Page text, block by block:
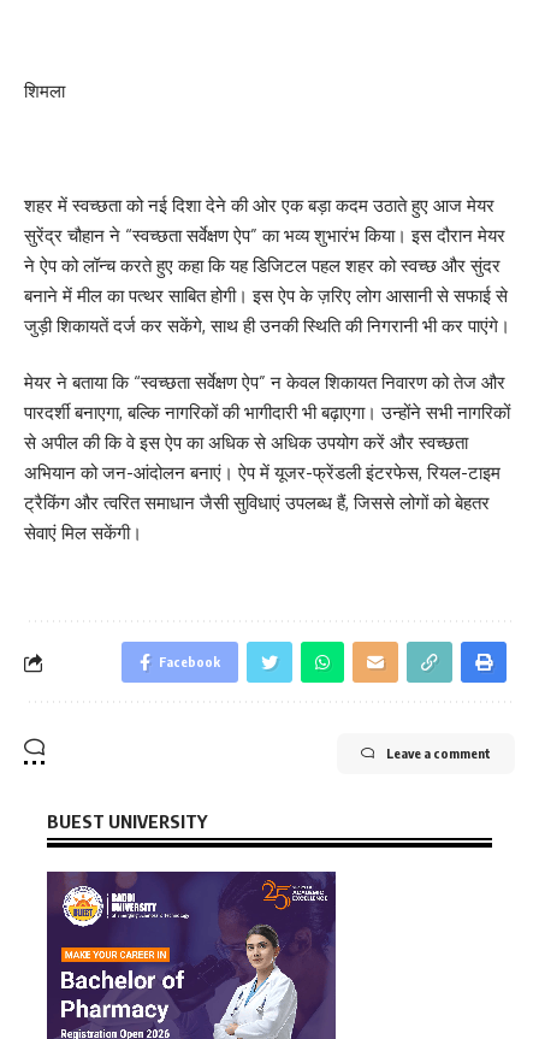
शिमला
शहर में स्वच्छता को नई दिशा देने की ओर एक बड़ा कदम उठाते हुए आज मेयर
सुरेंद्र चौहान ने “स्वच्छता सर्वेक्षण ऐप” का भव्य शुभारंभ किया। इस दौरान मेयर
ने ऐप को लॉन्च करते हुए कहा कि यह डिजिटल पहल शहर को स्वच्छ और सुंदर
बनाने में मील का पत्थर साबित होगी। इस ऐप के ज़रिए लोग आसानी से सफाई से
जुड़ी शिकायतें दर्ज कर सकेंगे, साथ ही उनकी स्थिति की निगरानी भी कर पाएंगे।
मेयर ने बताया कि “स्वच्छता सर्वेक्षण ऐप” न केवल शिकायत निवारण को तेज और
पारदर्शी बनाएगा, बल्कि नागरिकों की भागीदारी भी बढ़ाएगा। उन्होंने सभी नागरिकों
से अपील की कि वे इस ऐप का अधिक से अधिक उपयोग करें और स्वच्छता
अभियान को जन-आंदोलन बनाएं। ऐप में यूजर-फ्रेंडली इंटरफेस, रियल-टाइम
ट्रैकिंग और त्वरित समाधान जैसी सुविधाएं उपलब्ध हैं, जिससे लोगों को बेहतर
सेवाएं मिल सकेंगी।
Facebook
Leave a comment
BUEST UNIVERSITY